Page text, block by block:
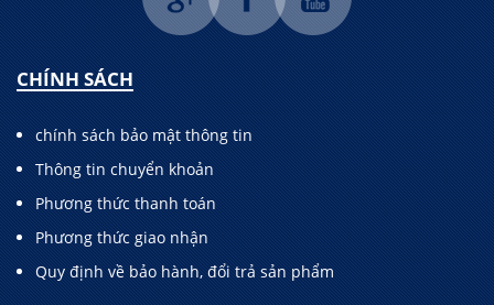
CHÍNH SÁCH
chính sách bảo mật thông tin
Thông tin chuyển khoản
Phương thức thanh toán
Phương thức giao nhận
Quy định về bảo hành, đổi trả sản phẩm